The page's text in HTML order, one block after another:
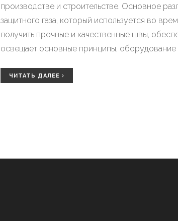
производстве и строительстве. Основное
защитного газа, который используется во
получить прочные и качественные швы,
освещает основные принципы, оборудование
ЧИТАТЬ ДАЛЕЕ